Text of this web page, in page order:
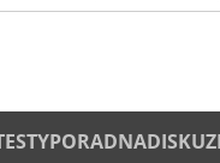
PORADNA